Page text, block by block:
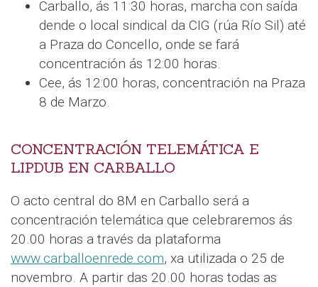
Carballo, ás 11:30 horas, marcha con saída
dende o local sindical da CIG (rúa Río Sil) até
a Praza do Concello, onde se fará
concentración ás 12:00 horas.
Cee, ás 12:00 horas, concentración na Praza
8 de Marzo.
CONCENTRACIÓN TELEMÁTICA E
LIPDUB EN CARBALLO
O acto central do 8M en Carballo será a
concentración telemática que celebraremos ás
20.00 horas a través da plataforma
www.carballoenrede.com, xa utilizada o 25 de
novembro. A partir das 20.00 horas todas as